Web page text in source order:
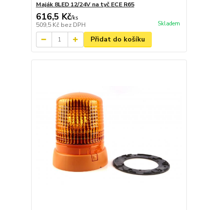
Maják 8LED 12/24V na tyč ECE R65
616,5 Kč/ks
509,5 Kč bez DPH Skladem
Přidat do košíku